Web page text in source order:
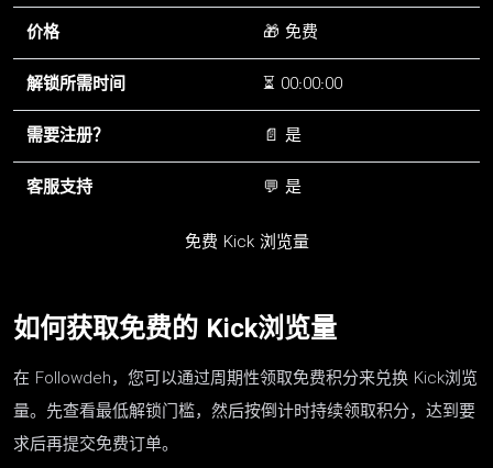
价格
🎁 免费
解锁所需时间
⏳ 00:00:00
需要注册？
📄 是
客服支持
💬 是
免费 Kick 浏览量
如何获取免费的 Kick浏览量
在 Followdeh，您可以通过周期性领取免费积分来兑换 Kick浏览
量。先查看最低解锁门槛，然后按倒计时持续领取积分，达到要
求后再提交免费订单。